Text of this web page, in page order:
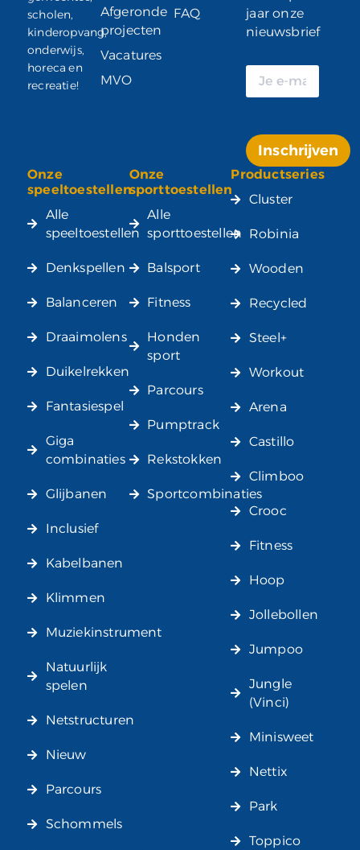
scholen,
kinderopvang,
onderwijs,
horeca en
recreatie!
Afgeronde
projecten
Vacatures
MVO
FAQ
jaar onze
nieuwsbrief
Inschrijven
Alternative:
Onze
speeltoestellen
Alle
speeltoestellen
Denkspellen
Balanceren
Draaimolens
Duikelrekken
Fantasiespel
Giga
combinaties
Glijbanen
Inclusief
Kabelbanen
Klimmen
Muziekinstrument
Natuurlijk
spelen
Netstructuren
Nieuw
Parcours
Schommels
Onze
sporttoestellen
Alle
sporttoestellen
Balsport
Fitness
Honden
sport
Parcours
Pumptrack
Rekstokken
Sportcombinaties
Productseries
Cluster
Robinia
Wooden
Recycled
Steel+
Workout
Arena
Castillo
Climboo
Crooc
Fitness
Hoop
Jollebollen
Jumpoo
Jungle
(Vinci)
Minisweet
Nettix
Park
Toppico